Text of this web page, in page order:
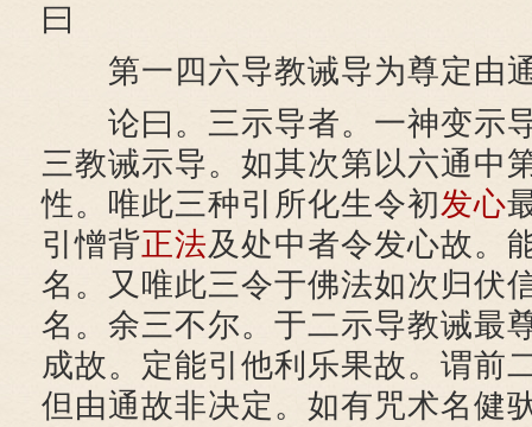
曰
第一四六导教诫导为尊定由
论曰。三示导者。一神变示
三教诫示导。如其次第以六通中
性。唯此三种引所化生令初发心
引憎背正法及处中者令发心故。
名。又唯此三令于佛法如次归伏
名。余三不尔。于二示导教诫最
成故。定能引他利乐果故。谓前
但由通故非决定。如有咒术名健